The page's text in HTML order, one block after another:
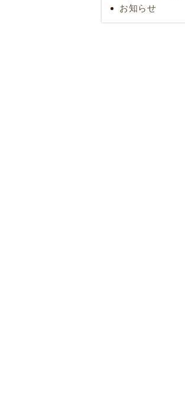
お知らせ